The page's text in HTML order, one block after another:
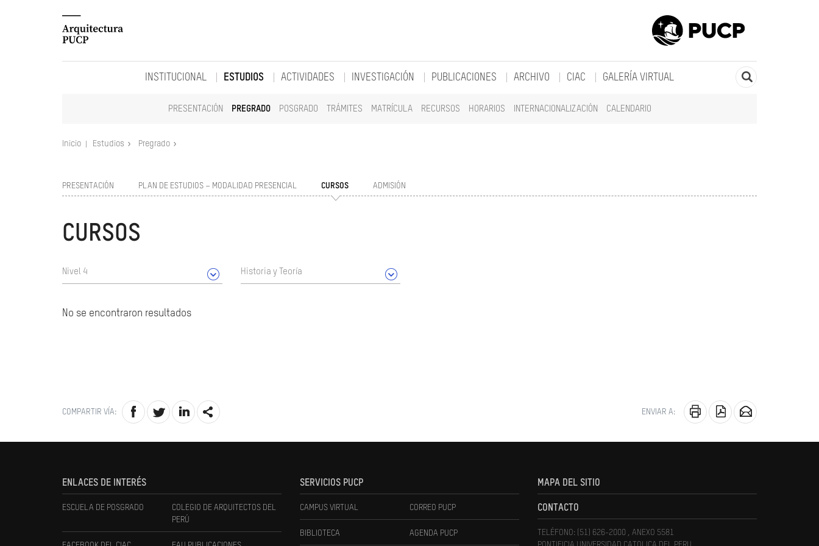
INSTITUCIONAL ESTUDIOS
PRESENTACIÓN PREGRADO POSGRADO TRÁMITES MATRÍCULA RECURSOS HORARIOS INTERNACIONALIZACIÓN CALENDARIO
ACTIVIDADES INVESTIGACIÓN PUBLICACIONES ARCHIVO CIAC GALERÍA VIRTUAL
Inicio Estudios Pregrado
PRESENTACIÓN PLAN DE ESTUDIOS – MODALIDAD PRESENCIAL CURSOS ADMISIÓN
CURSOS
Nivel 4 Historia y Teoría
No se encontraron resultados
COMPARTIR VÍA: ENVIAR A:
ENLACES DE INTERÉS
ESCUELA DE POSGRADO
COLEGIO DE ARQUITECTOS DEL
PERÚ
SERVICIOS PUCP
CAMPUS VIRTUAL CORREO PUCP
BIBLIOTECA AGENDA PUCP
MAPA DEL SITIO
CONTACTO
TELÉFONO: (51) 626-2000 , ANEXO 5581